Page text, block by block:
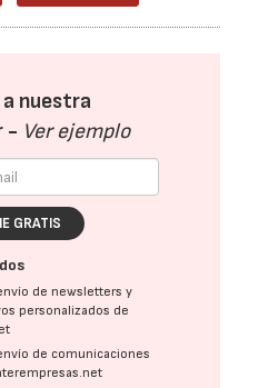
nuestra
- Ver ejemplo
GRATIS
de newsletters y
personalizados de
de comunicaciones